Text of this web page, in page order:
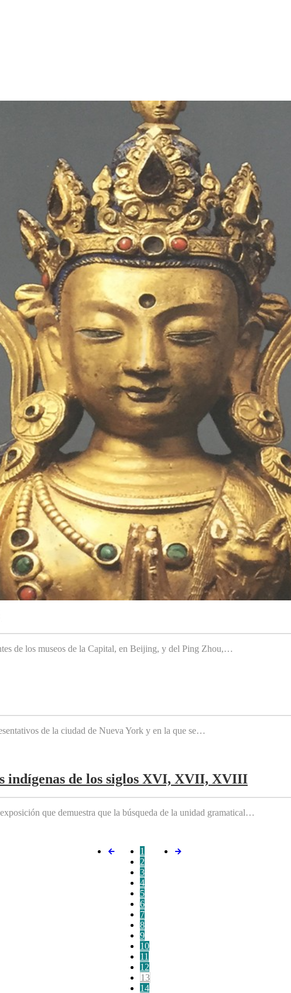
de los museos de la Capital, en Beijing, y del Ping Zhou,…
de la ciudad de Nueva York y en la que se…
indígenas de los siglos XVI, XVII, XVIII
que demuestra que la búsqueda de la unidad gramatical…
1
2
3
4
5
6
7
8
9
10
11
12
13
14